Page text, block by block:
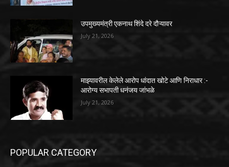
उपमुख्यमंत्री एकनाथ शिंदे दरे दौऱ्यावर
July 21, 2026
माझ्यावरील केलेले आरोप धांदात खोटे आणि निराधार :-
आरोग्य सभापती धनंजय जांभळे
July 21, 2026
POPULAR CATEGORY